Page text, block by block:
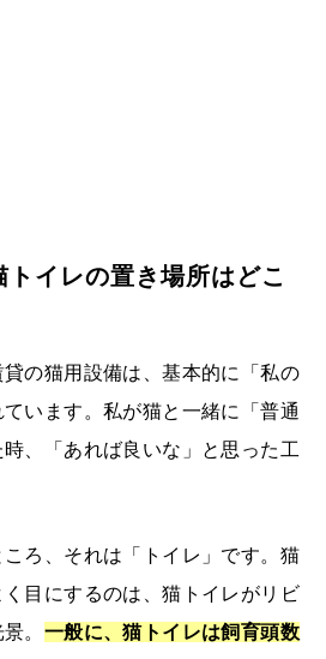
イレの置き場所はどこ
の猫用設備は、基本的に「私の
います。私が猫と一緒に「普通
、「あれば良いな」と思った工
ろ、それは「トイレ」です。猫
目にするのは、猫トイレがリビ
。 一般に、猫トイレは飼育頭数